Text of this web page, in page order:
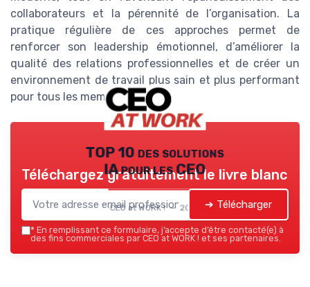
collaborateurs et la pérennité de l’organisation. La
pratique régulière de ces approches permet de
renforcer son leadership émotionnel, d’améliorer la
qualité des relations professionnelles et de créer un
environnement de travail plus sain et plus performant
pour tous les membres de l’équipe.
TOP 10 des solutions
IA pour les CEO
CEO at WORK ! — 2026
Téléchargez gratuitement le livre blanc
➔ Télécharger
* En remplissant ce formulaire, j’accepte d’être contacté(e) à
des fins commerciales par CEO at WORK ! et ses partenaires.